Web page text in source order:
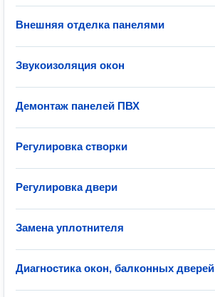
Внешняя отделка панелями
Звукоизоляция окон
Демонтаж панелей ПВХ
Регулировка створки
Регулировка двери
Замена уплотнителя
Диагностика окон, балконных дверей